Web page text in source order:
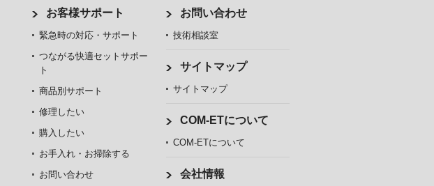
お客様サポート
緊急時の対応・サポート
つながる快適セットサポー
ト
商品別サポート
修理したい
購入したい
お手入れ・お掃除する
お問い合わせ
お問い合わせ
技術相談室
サイトマップ
サイトマップ
COM-ETについて
COM-ETについて
会社情報